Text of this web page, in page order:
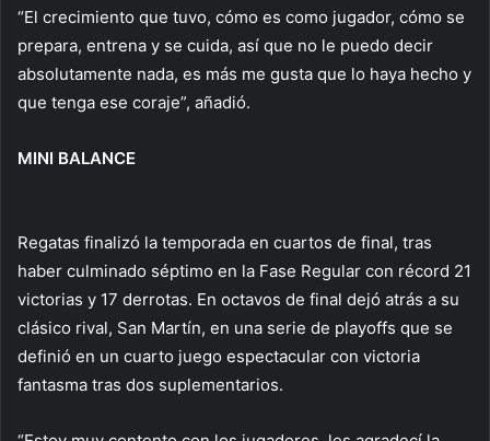
“El crecimiento que tuvo, cómo es como jugador, cómo se
prepara, entrena y se cuida, así que no le puedo decir
absolutamente nada, es más me gusta que lo haya hecho y
que tenga ese coraje”, añadió.
MINI BALANCE
Regatas finalizó la temporada en cuartos de final, tras
haber culminado séptimo en la Fase Regular con récord 21
victorias y 17 derrotas. En octavos de final dejó atrás a su
clásico rival, San Martín, en una serie de playoffs que se
definió en un cuarto juego espectacular con victoria
fantasma tras dos suplementarios.